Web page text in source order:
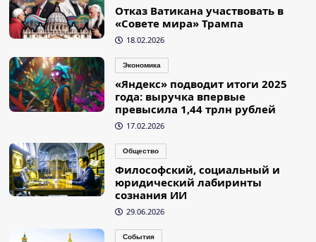
Отказ Ватикана участвовать в
«Совете мира» Трампа
18.02.2026
Экономика
«Яндекс» подводит итоги 2025
года: выручка впервые
превысила 1,44 трлн рублей
17.02.2026
Общество
Философский, социальный и
юридический лабиринты
сознания ИИ
29.06.2026
События